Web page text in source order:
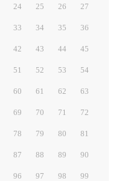
24 25 26 27
33 34 35 36
42 43 44 45
51 52 53 54
60 61 62 63
69 70 71 72
78 79 80 81
87 88 89 90
96 97 98 99